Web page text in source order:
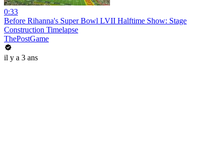
0:33
Before Rihanna's Super Bowl LVII Halftime Show: Stage
Construction Timelapse
ThePostGame
il y a 3 ans